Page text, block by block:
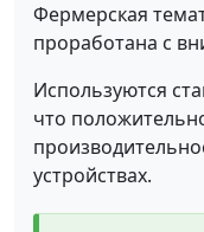
Фермерская
проработана с
Используются
что
устройствах.